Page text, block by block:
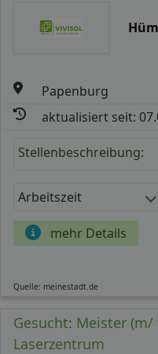
Papenburg
aktualisiert seit:
Stellenbeschreibung:
Arbeitszeit
mehr Details
Quelle: meinestadt.de
Gesucht: Meister
Laserzentrum